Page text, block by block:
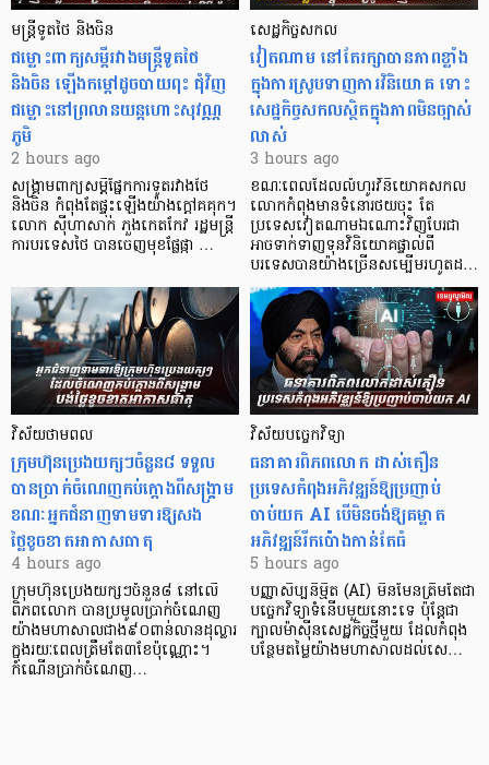
មន្ត្រីទូតថៃ និងចិន
ជម្លោះពាក្យសម្តីរវាងមន្ត្រីទូតថៃ
និងចិន ឡើងកម្ដៅដូចបាយពុះ ជុំវិញ
ជម្លោះនៅព្រលានយន្តហោះសុវណ្ណ
ភូមិ
2 hours ago
សង្គ្រាមពាក្យសម្តីផ្នែកការទូតរវាងថៃ
និងចិន កំពុងតែផ្ទុះឡើងយ៉ាងក្តៅគគុក។
លោក ស៊ីហាសាក់ ភួងកេតកែវ រដ្ឋមន្ត្រី
ការបរទេសថៃ បានចេញមុខផ្លែផ្កា …
សេដ្ឋកិច្ចសកល
វៀតណាម នៅតែរក្សាបានភាពខ្លាំង
ក្នុងការស្រូបទាញការវិនិយោគ​ ទោះ
សេដ្ឋកិច្ចសកលស្ថិតក្នុងភាពមិនច្បាស់
លាស់
3 hours ago
ខណៈពេលដែលលំហូរវិនិយោគសកល
លោកកំពុងមានទំនោរថយចុះ តែ
ប្រទេសវៀតណាមឯណោះវិញបែរជា
អាចទាក់ទាញទុនវិនិយោគផ្ទាល់ពី
បរទេសបានយ៉ាងច្រើនសម្បើមរហូតដ…
វិស័យថាមពល
ក្រុមហ៊ុនប្រេងយក្សៗចំនួន៨ ទទួល
បានប្រាក់ចំណេញកប់ក្តោងពីសង្គ្រាម
ខណៈអ្នកជំនាញទាមទារឱ្យសង
ថ្លៃខូចខាតអាកាសធាតុ
4 hours ago
ក្រុមហ៊ុនប្រេងយក្សៗចំនួន៨ នៅលើ
ពិភពលោក បានប្រមូលប្រាក់ចំណេញ
យ៉ាងមហាសាលជាង៩០ពាន់លានដុល្លារ
ក្នុងរយៈពេលត្រឹមតែ៣ខែប៉ុណ្ណោះ។
កំណើនប្រាក់ចំណេញ…
វិស័យបច្ចេកវិទ្យា
ធនាគារពិភពលោក ដាស់តឿន
ប្រទេសកំពុងអភិវឌ្ឍន៍ឱ្យប្រញាប់
ចាប់យក AI បើមិនចង់ឱ្យគម្លាត
អភិវឌ្ឍន៍រីកប៉ោងកាន់តែធំ
5 hours ago
បញ្ញាសិប្បនិម្មិត (AI) មិនមែនត្រឹមតែជា
បច្ចេកវិទ្យាទំនើបមួយនោះទេ ប៉ុន្តែជា
ក្បាលម៉ាស៊ីនសេដ្ឋកិច្ចថ្មីមួយ ដែលកំពុង
បន្ថែមតម្លៃយ៉ាងមហាសាលដល់សេ…